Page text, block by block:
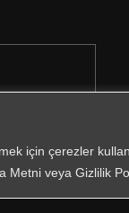
için çerezler
Metni veya Gizlilik